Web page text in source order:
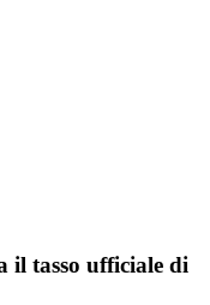
il tasso ufficiale di